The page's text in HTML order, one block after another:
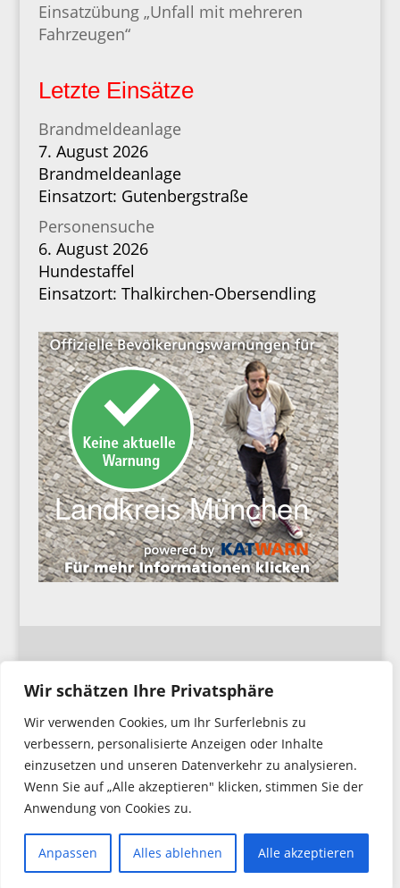
Wir schätzen Ihre Privatsphäre
Wir verwenden Cookies, um Ihr Surferlebnis zu
verbessern, personalisierte Anzeigen oder Inhalte
einzusetzen und unseren Datenverkehr zu analysieren.
Wenn Sie auf „Alle akzeptieren" klicken, stimmen Sie der
Anwendung von Cookies zu.
Anpassen Alles ablehnen Alle akzeptieren
Einsatzübung „Unfall mit mehreren
Fahrzeugen“
Letzte Einsätze
Brandmeldeanlage
7. August 2026
Brandmeldeanlage
Einsatzort: Gutenbergstraße
Personensuche
6. August 2026
Hundestaffel
Einsatzort: Thalkirchen-Obersendling
Impressum
Datenschutzerklärung
Copyright © 2026. Feuerwehr Hochbrück
All Rights Reserved.